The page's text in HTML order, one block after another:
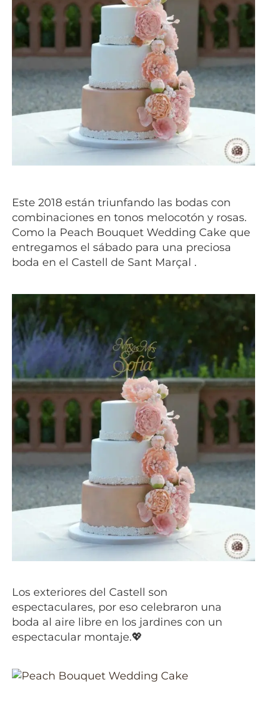
Este 2018 están triunfando las bodas con
combinaciones en tonos melocotón y rosas.
Como la Peach Bouquet Wedding Cake que
entregamos el sábado para una preciosa
boda en el Castell de Sant Marçal .
Los exteriores del Castell son
espectaculares, por eso celebraron una
boda al aire libre en los jardines con un
espectacular montaje.💖